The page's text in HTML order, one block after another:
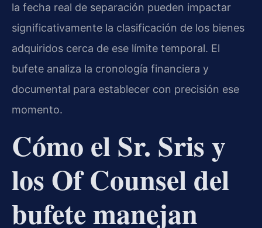
la fecha real de separación pueden impactar
significativamente la clasificación de los bienes
adquiridos cerca de ese límite temporal. El
bufete analiza la cronología financiera y
documental para establecer con precisión ese
momento.
Cómo el Sr. Sris y
los Of Counsel del
bufete manejan